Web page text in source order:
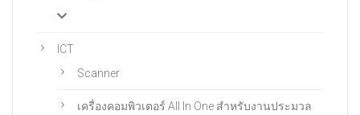
ICT
Scanner
เครื่องคอมพิวเตอร์ All In One สําหรับงานประมวล